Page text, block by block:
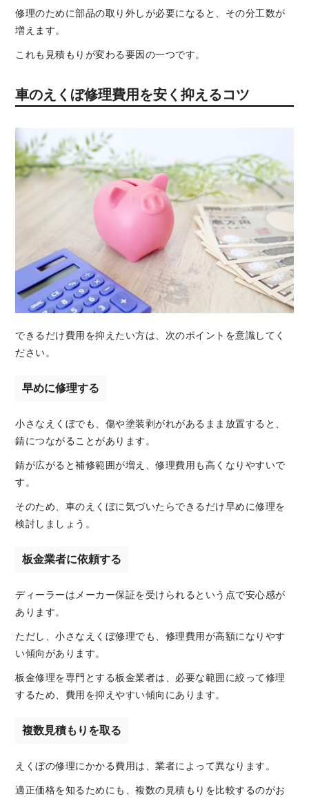
修理のために部品の取り外しが必要になると、その分工数が
増えます。
これも見積もりが変わる要因の一つです。
車のえくぼ修理費用を安く抑えるコツ
できるだけ費用を抑えたい方は、次のポイントを意識してく
ださい。
早めに修理する
小さなえくぼでも、傷や塗装剥がれがあるまま放置すると、
錆につながることがあります。
錆が広がると補修範囲が増え、修理費用も高くなりやすいで
す。
そのため、車のえくぼに気づいたらできるだけ早めに修理を
検討しましょう。
板金業者に依頼する
ディーラーはメーカー保証を受けられるという点で安心感が
あります。
ただし、小さなえくぼ修理でも、修理費用が高額になりやす
い傾向があります。
板金修理を専門とする板金業者は、必要な範囲に絞って修理
するため、費用を抑えやすい傾向にあります。
複数見積もりを取る
えくぼの修理にかかる費用は、業者によって異なります。
適正価格を知るためにも、複数の見積もりを比較するのがお